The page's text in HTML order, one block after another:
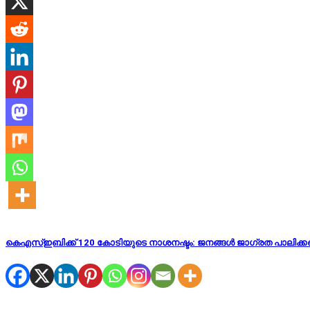
കെഎസ്ഇബിക്ക് 120 കോടിയുടെ നാശനഷ്ടം: ജനങ്ങൾ ജാഗ്രത